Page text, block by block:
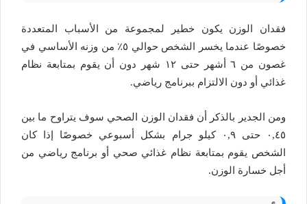
فقدان الوزن يكون خطير لمجموعة من الأسباب المتعددة
خصوصًا عندما يخسر الشخص حوالي ٥٪ من وزنه الأساسي في
غصون من ٦ أشهر حتى ١٢ شهر دون أن يقوم بمتابعة نظام
غذائي أو دون الالتزام ببرنامج رياضي.
ومن الجدير بالذكر أن فقدان الوزن الصحي سوف يتراوح ما بين
٠,٤٥ حتى ٠,٩ كيلو جرام بشكل أسبوعي خصوصًا إذا كان
الشخص يقوم بمتابعة نظام غذائي صحي أو برنامج رياضي من
أجل خسارة الوزن.